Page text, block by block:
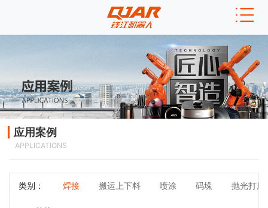
应用案例
APPLICATIONS
类别： 焊接 搬运上下料 喷涂 码垛 抛光打磨